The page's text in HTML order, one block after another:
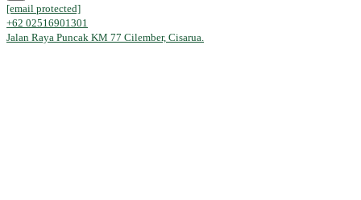
[email protected]
+62 02516901301
Jalan Raya Puncak KM 77 Cilember, Cisarua.